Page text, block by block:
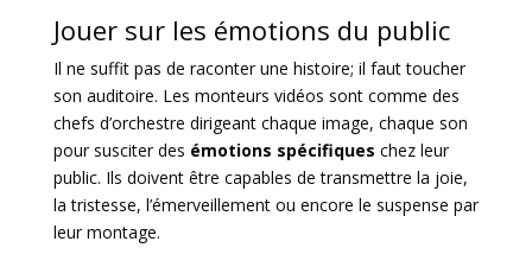
Jouer sur les émotions du public
Il ne suffit pas de raconter une histoire; il faut toucher
son auditoire. Les monteurs vidéos sont comme des
chefs d’orchestre dirigeant chaque image, chaque son
pour susciter des émotions spécifiques chez leur
public. Ils doivent être capables de transmettre la joie,
la tristesse, l’émerveillement ou encore le suspense par
leur montage.